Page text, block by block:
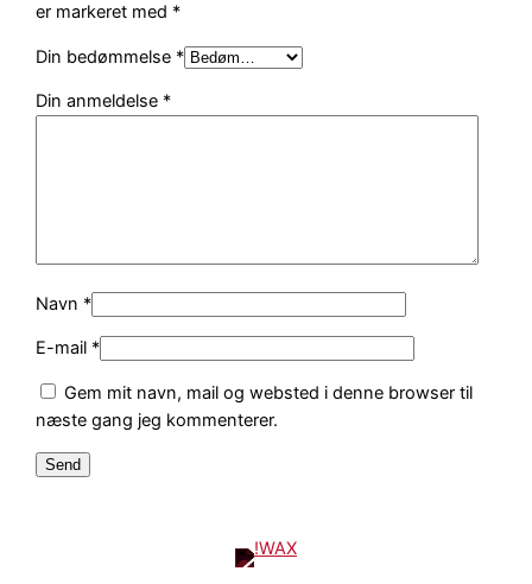
i
i
t
e
a
er markeret med *
Din bedømmelse *
Din anmeldelse *
Navn *
E-mail *
Gem mit navn, mail og websted i denne browser til
næste gang jeg kommenterer.